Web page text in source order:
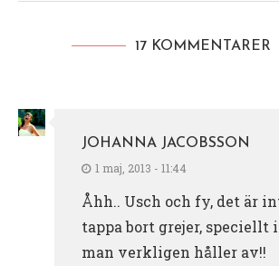
17 KOMMENTARER
JOHANNA JACOBSSON
1 maj, 2013 - 11:44
Åhh.. Usch och fy, det är
tappa bort grejer, speciellt
man verkligen håller av!!